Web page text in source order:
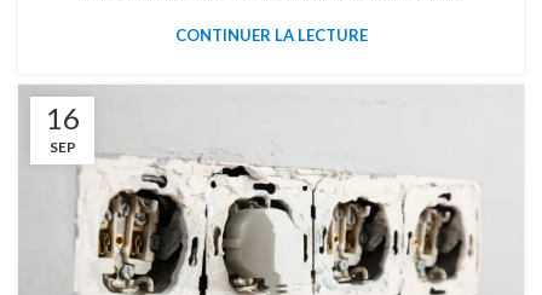
CONTINUER LA LECTURE
16
SEP